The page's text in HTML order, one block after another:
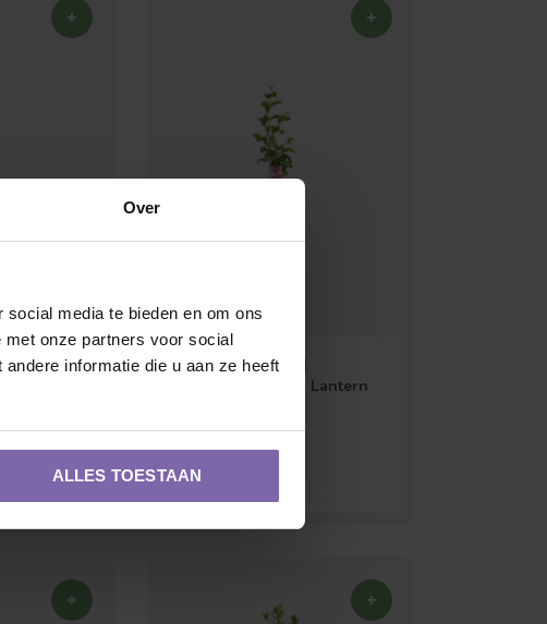
Over
media te bieden en om ons
onze partners voor social
informatie die u aan ze heeft
ALLES TOESTAAN
| boom
Magnolia boom |
Magnolia Yellow Lantern
€60,00
Verspreide vorm